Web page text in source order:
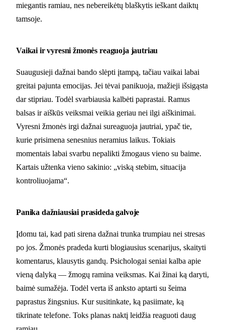
miegantis ramiau, nes nebereikėtų blaškytis ieškant daiktų
tamsoje.
Vaikai ir vyresni žmonės reaguoja jautriau
Suaugusieji dažnai bando slėpti įtampą, tačiau vaikai labai
greitai pajunta emocijas. Jei tėvai panikuoja, mažieji išsigąsta
dar stipriau. Todėl svarbiausia kalbėti paprastai. Ramus
balsas ir aiškūs veiksmai veikia geriau nei ilgi aiškinimai.
Vyresni žmonės irgi dažnai sureaguoja jautriai, ypač tie,
kurie prisimena senesnius neramius laikus. Tokiais
momentais labai svarbu nepalikti žmogaus vieno su baime.
Kartais užtenka vieno sakinio: „viską stebim, situacija
kontroliuojama“.
Panika dažniausiai prasideda galvoje
Įdomu tai, kad pati sirena dažnai trunka trumpiau nei stresas
po jos. Žmonės pradeda kurti blogiausius scenarijus, skaityti
komentarus, klausytis gandų. Psichologai seniai kalba apie
vieną dalyką — žmogų ramina veiksmas. Kai žinai ką daryti,
baimė sumažėja. Todėl verta iš anksto aptarti su šeima
paprastus žingsnius. Kur susitinkate, ką pasiimate, ką
tikrinate telefone. Toks planas naktį leidžia reaguoti daug